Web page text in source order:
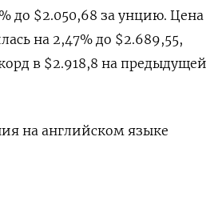
до $2.‍050,68​​ за унцию. Цена
на 2,47% до $2.689,55,
в $2.918,8 ⁠на предыдущей
на английском языке